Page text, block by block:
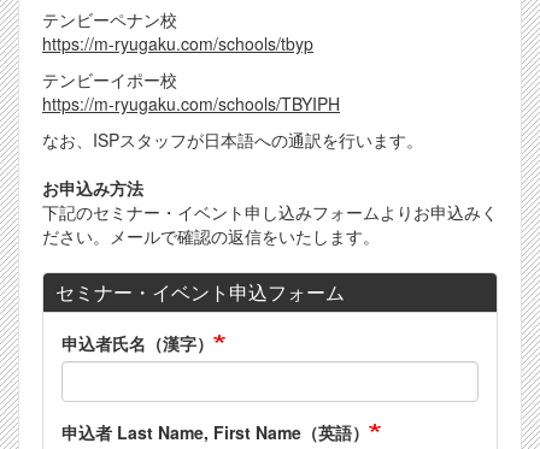
テンビーペナン校
https://m-ryugaku.com/schools/tbyp
テンビーイポー校
https://m-ryugaku.com/schools/TBYIPH
なお、ISPスタッフが日本語への通訳を行います。
お申込み方法
下記のセミナー・イベント申し込みフォームよりお申込みく
ださい。メールで確認の返信をいたします。
セミナー・イベント申込フォーム
申込者氏名（漢字）
申込者 Last Name, First Name（英語）